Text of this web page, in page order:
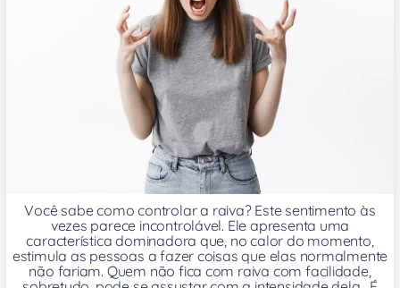
Você sabe como controlar a raiva? Este sentimento às
vezes parece incontrolável. Ele apresenta uma
característica dominadora que, no calor do momento,
estimula as pessoas a fazer coisas que elas normalmente
não fariam. Quem não fica com raiva com facilidade,